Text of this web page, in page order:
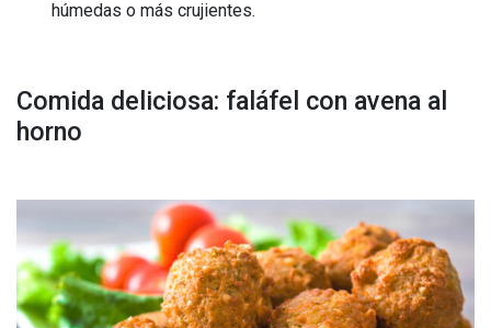
húmedas o más crujientes.
Comida deliciosa: faláfel con avena al
horno